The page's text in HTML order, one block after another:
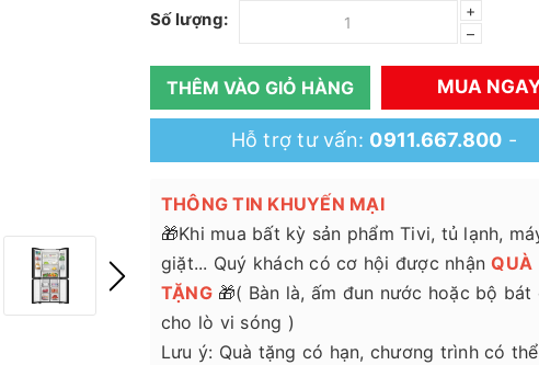
Số lượng:
+
–
THÊM VÀO GIỎ HÀNG MUA
Hỗ trợ tư vấn: 0911.667.800 -
THÔNG TIN KHUYẾN MẠI
🎁Khi mua bất kỳ sản phẩm Tivi, tủ lạnh,
giặt... Quý khách có cơ hội được nhậnQUÀ
TẶNG 🎁( Bàn là, ấm đun nước hoặc bộ bát
cho lò vi sóng )
Lưu ý: Quà tặng có hạn, chương trình có